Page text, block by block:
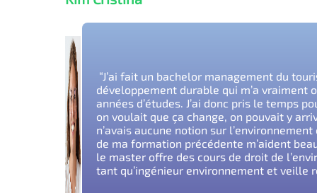
“J’ai fait un bachelor management du
développement durable qui m’a vraiment
années d’études. J’ai donc pris le temps
on voulait que ça change, on pouvait y
n’avais aucune notion sur
de ma formation précédente m’aident
le master offre des cours de droit de
tant qu’ingénieur environnement et veille